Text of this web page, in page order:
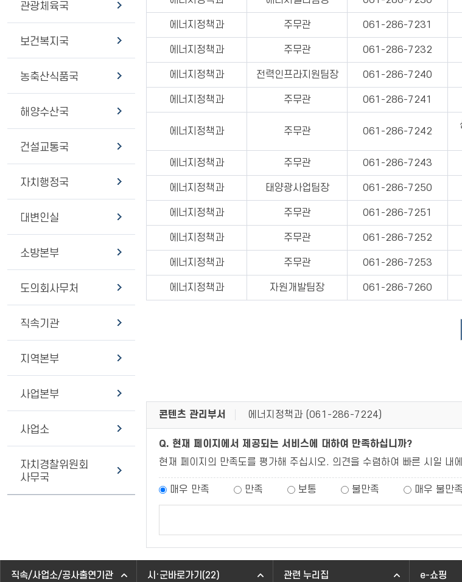
관광체육국
보건복지국
농축산식품국
해양수산국
건설교통국
자치행정국
대변인실
소방본부
도의회사무처
직속기관
지역본부
사업본부
사업소
자치경찰위원회
사무국
에너지정책과 주무관 061-286-7231
에너지정책과 주무관 061-286-7232
에너지정책과 전력인프라지원팀장 061-286-7240
에너지정책과 주무관 061-286-7241
에너지정책과 주무관 061-286-7242
에너지정책과 주무관 061-286-7243
에너지정책과 태양광사업팀장 061-286-7250
에너지정책과 주무관 061-286-7251
에너지정책과 주무관 061-286-7252
에너지정책과 주무관 061-286-7253
에너지정책과 자원개발팀장 061-286-7260
콘텐츠 관리부서 에너지정책과 (061-286-7224)
Q. 현재 페이지에서 제공되는 서비스에 대하여 만족하십니까?
현재 페이지의 만족도를 평가해 주십시오. 의견을 수렴하여 빠른 시일 내
매우 만족 만족 보통 불만족 매우 불만족
직속/사업소/공사출연기관 시·군바로가기(22) 관련 누리집 e-쇼핑